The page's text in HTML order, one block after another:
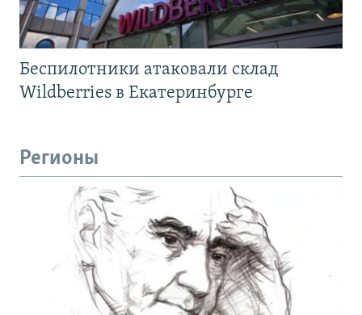
Беспилотники атаковали склад
Wildberries в Екатеринбурге
Регионы